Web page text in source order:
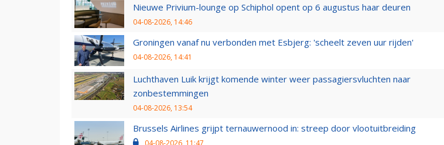
Nieuwe Privium-lounge op Schiphol opent op 6 augustus haar deuren
04-08-2026, 14:46
Groningen vanaf nu verbonden met Esbjerg: 'scheelt zeven uur rijden'
04-08-2026, 14:41
Luchthaven Luik krijgt komende winter weer passagiersvluchten naar
zonbestemmingen
04-08-2026, 13:54
Brussels Airlines grijpt ternauwernood in: streep door vlootuitbreiding